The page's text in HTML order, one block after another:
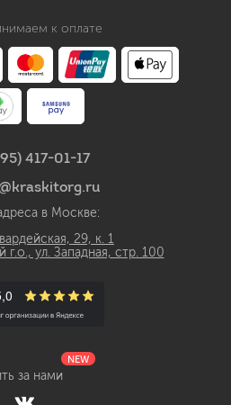
к оплате
417-01-17
в Москве:
29, к. 1
ул. Западная, стр. 100
за нами
NEW